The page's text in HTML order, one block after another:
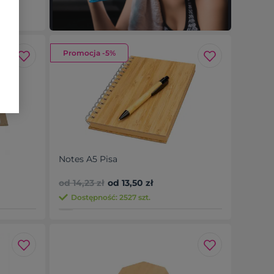
Promocja -5%
Notes A5 Pisa
od 14,23 zł od 13,50 zł
Dostępność: 2527 szt.